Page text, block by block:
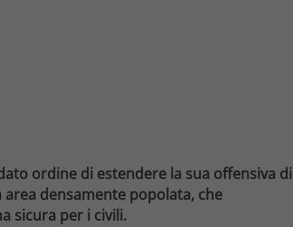
ordine di estendere la sua offensiva di
area densamente popolata, che
sicura per i civili.